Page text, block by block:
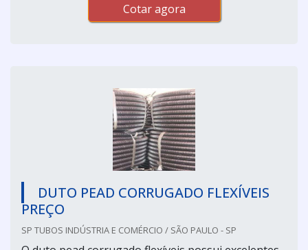
Cotar agora
DUTO PEAD CORRUGADO FLEXÍVEIS
PREÇO
SP TUBOS INDÚSTRIA E COMÉRCIO / SÃO PAULO - SP